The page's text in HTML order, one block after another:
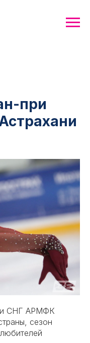
при
и СНГ АРМФК
сезон